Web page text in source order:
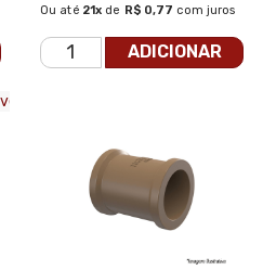
Ou até 21x de R$ 0,77 com juros
ADICIONAR